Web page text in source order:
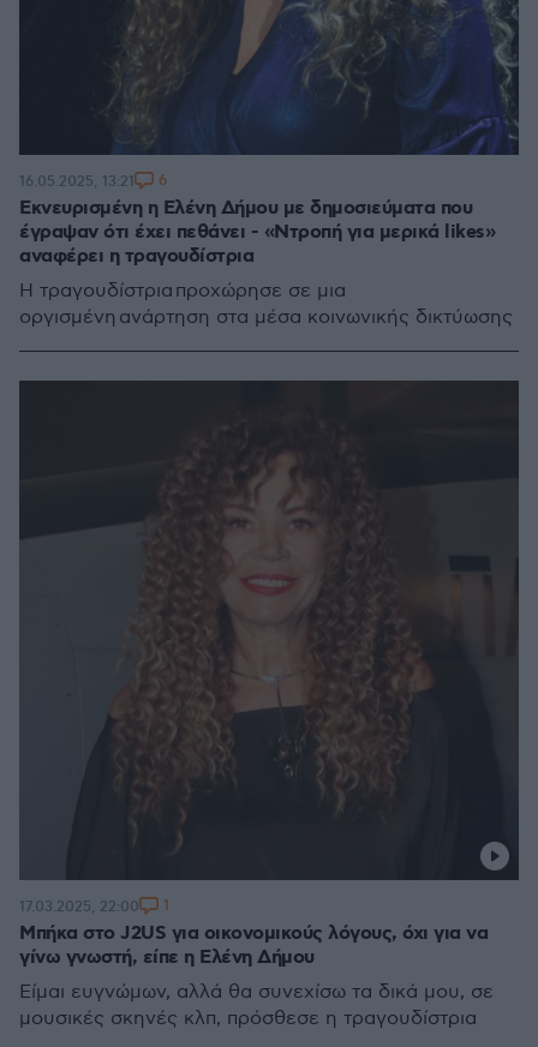
Εκνευρισμένη η Ελένη Δήμου με δημοσιεύματα που
έγραψαν ότι έχει πεθάνει - «Ντροπή για μερικά likes»
αναφέρει η τραγουδίστρια
Η τραγουδίστρια προχώρησε σε μια
οργισμένη ανάρτηση στα μέσα κοινωνικής δικτύωσης
16.05.2025, 13:21 6
Μπήκα στο J2US για οικονομικούς λόγους, όχι για να
γίνω γνωστή, είπε η Ελένη Δήμου
Είμαι ευγνώμων, αλλά θα συνεχίσω τα δικά μου, σε
μουσικές σκηνές κλπ, πρόσθεσε η τραγουδίστρια
17.03.2025, 22:00 1